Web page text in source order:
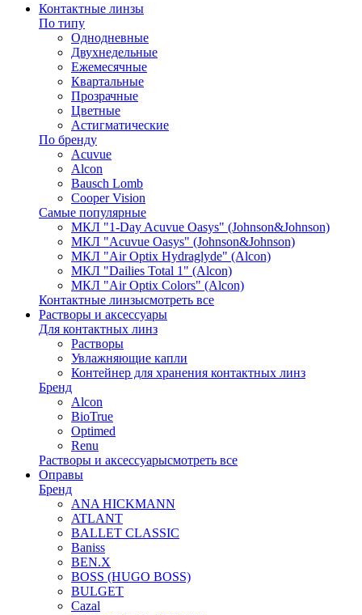
Контактные линзы
По типу
Однодневные
Двухнедельные
Ежемесячные
Квартальные
Прозрачные
Цветные
Астигматические
По бренду
Acuvue
Alcon
Bausch Lomb
Cooper Vision
Самые популярные
МКЛ "1-Day Acuvue Oasys" (Johnson&Johnson)
МКЛ "Acuvue Oasys" (Johnson&Johnson)
МКЛ "Air Optix Hydraglyde" (Alcon)
МКЛ "Dailies Total 1" (Alcon)
МКЛ "Air Optix Colors" (Alcon)
Контактные линзысмотреть все
Растворы и аксессуары
Для контактных линз
Растворы
Увлажняющие капли
Контейнер для хранения контактных линз
Бренд
Alcon
BioTrue
Optimed
Renu
Растворы и аксессуарысмотреть все
Оправы
Бренд
ANA HICKMANN
ATLANT
BALLET CLASSIC
Baniss
BEN.X
BOSS (HUGO BOSS)
BULGET
Cazal